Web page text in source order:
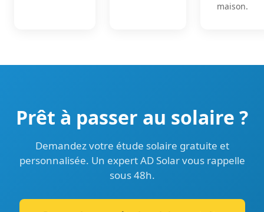
maison.
Prêt à passer au solaire ?
Demandez votre étude solaire gratuite et
personnalisée. Un expert AD Solar vous rappelle
sous 48h.